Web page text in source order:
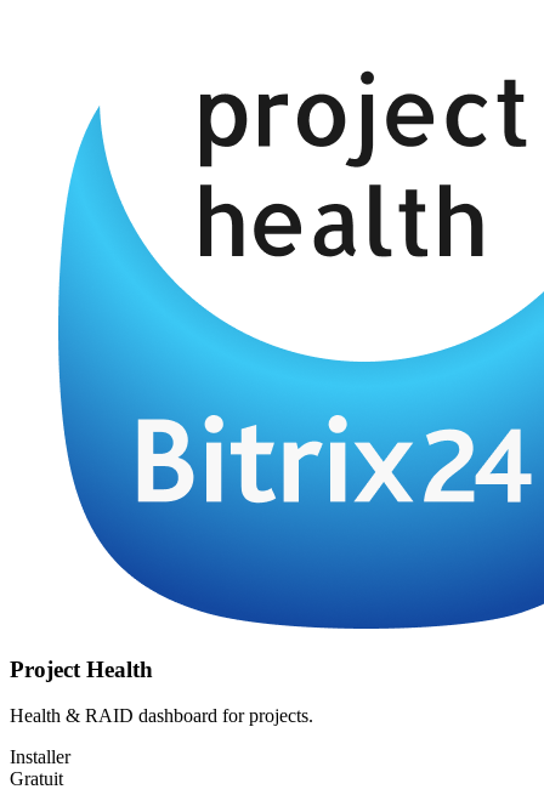
Project Health
Health & RAID dashboard for projects.
Installer
Gratuit